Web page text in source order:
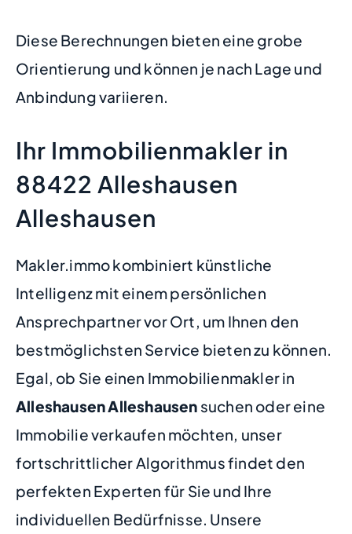
Diese Berechnungen bieten eine grobe
Orientierung und können je nach Lage und
Anbindung variieren.
Ihr Immobilienmakler in
88422 Alleshausen
Alleshausen
Makler.immo kombiniert künstliche
Intelligenz mit einem persönlichen
Ansprechpartner vor Ort, um Ihnen den
bestmöglichsten Service bieten zu können.
Egal, ob Sie einen Immobilienmakler in
Alleshausen Alleshausen suchen oder eine
Immobilie verkaufen möchten, unser
fortschrittlicher Algorithmus findet den
perfekten Experten für Sie und Ihre
individuellen Bedürfnisse. Unsere